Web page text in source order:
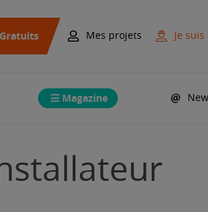
Mes projets Je
Magazine